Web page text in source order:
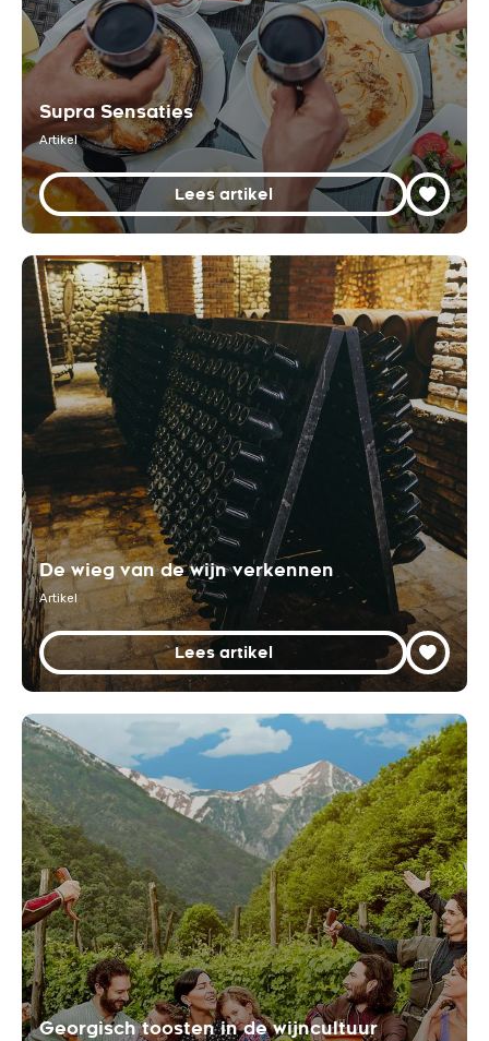
Supra Sensaties
Artikel
Lees artikel
De wieg van de wijn verkennen
Artikel
Lees artikel
Georgisch toosten in de wijncultuur